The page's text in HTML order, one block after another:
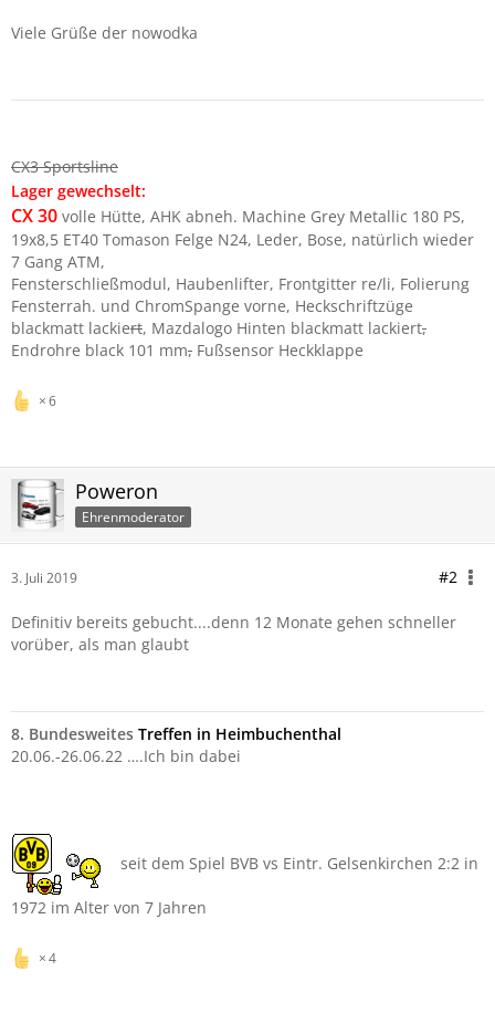
Viele Grüße der nowodka
CX3 Sportsline
Lager gewechselt:
CX 30 volle Hütte, AHK abneh. Machine Grey Metallic 180 PS,
19x8,5 ET40 Tomason Felge N24, Leder, Bose, natürlich wieder
7 Gang ATM,
Fensterschließmodul, Haubenlifter, Frontgitter re/li, Folierung
Fensterrah. und ChromSpange vorne, Heckschriftzüge
blackmatt lackiert, Mazdalogo Hinten blackmatt lackiert,
Endrohre black 101 mm, Fußsensor Heckklappe
6
Poweron
Ehrenmoderator
3. Juli 2019 #2
Definitiv bereits gebucht....denn 12 Monate gehen schneller
vorüber, als man glaubt
8. Bundesweites Treffen in Heimbuchenthal
20.06.-26.06.22 ….Ich bin dabei
seit dem Spiel BVB vs Eintr. Gelsenkirchen 2:2 in
1972 im Alter von 7 Jahren
4